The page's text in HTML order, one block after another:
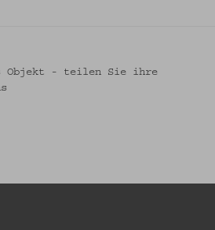
Objekt - teilen Sie ihre